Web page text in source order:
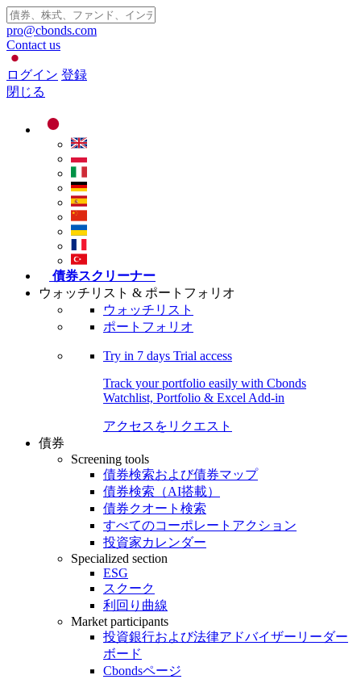
pro@cbonds.com
Contact us
ログイン 登録
閉じる
債券スクリーナー
ウォッチリスト & ポートフォリオ
ウォッチリスト
ポートフォリオ
Try in 7 days Trial access
Track your portfolio easily with Cbonds
Watchlist, Portfolio & Excel Add-in
アクセスをリクエスト
債券
Screening tools
債券検索および債券マップ
債券検索（AI搭載）
債券クオート検索
すべてのコーポレートアクション
投資家カレンダー
Specialized section
ESG
スクーク
利回り曲線
Market participants
投資銀行および法律アドバイザーリーダー
ボード
Cbondsページ